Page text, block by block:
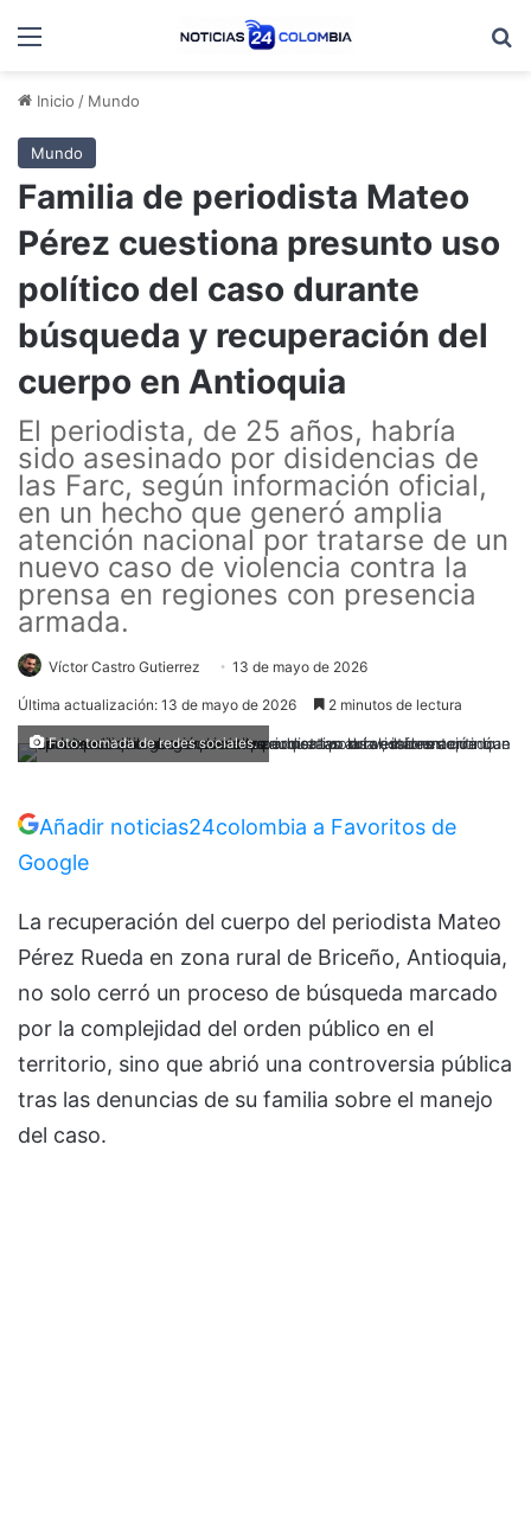
Menú
Inicio / Mundo
Mundo
Familia de periodista Mateo
Pérez cuestiona presunto uso
político del caso durante
búsqueda y recuperación del
cuerpo en Antioquia
El periodista, de 25 años, habría
sido asesinado por disidencias de
las Farc, según información oficial,
en un hecho que generó amplia
atención nacional por tratarse de un
nuevo caso de violencia contra la
prensa en regiones con presencia
armada.
Víctor Castro Gutierrez 13 de mayo de 2026
Última actualización: 13 de mayo de 2026 2 minutos de lectura
Foto: tomada de redes sociales.
Añadir noticias24colombia a Favoritos de
Google
La recuperación del cuerpo del periodista Mateo
Pérez Rueda en zona rural de Briceño, Antioquia,
no solo cerró un proceso de búsqueda marcado
por la complejidad del orden público en el
territorio, sino que abrió una controversia pública
tras las denuncias de su familia sobre el manejo
del caso.